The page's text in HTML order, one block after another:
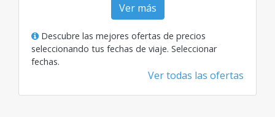
Ver más
Descubre las mejores ofertas de precios
seleccionando tus fechas de viaje. Seleccionar
fechas.
Ver todas las ofertas